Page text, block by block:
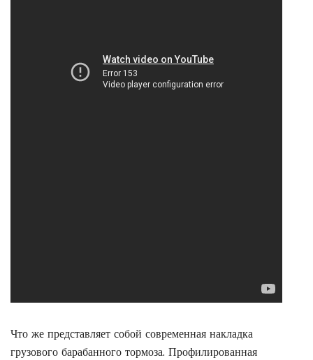
Что же представляет собой современная накладка
грузового барабанного тормоза. Профилированная